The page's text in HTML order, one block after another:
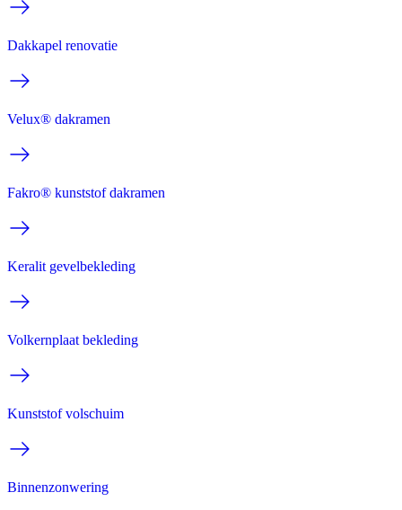
Dakkapel renovatie
Velux® dakramen
Fakro® kunststof dakramen
Keralit gevelbekleding
Volkernplaat bekleding
Kunststof volschuim
Binnenzonwering